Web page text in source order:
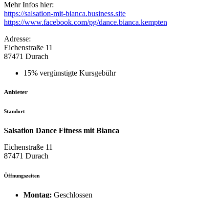
Mehr Infos hier:
https://salsation-mit-bianca.business.site
https://www.facebook.com/pg/dance.bianca.kempten
Adresse:
Eichenstraße 11
87471 Durach
15% vergünstigte Kursgebühr
Anbieter
Standort
Salsation Dance Fitness mit Bianca
Eichenstraße 11
87471 Durach
Öffnungszeiten
Montag: Geschlossen